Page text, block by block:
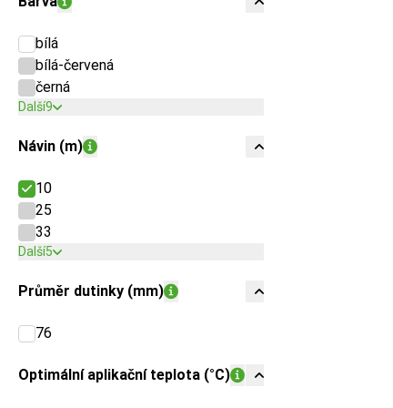
bílá
bílá-červená
černá
Další9
Návin (m)
10
25
33
Další5
Průměr dutinky (mm)
76
Optimální aplikační teplota (°C)